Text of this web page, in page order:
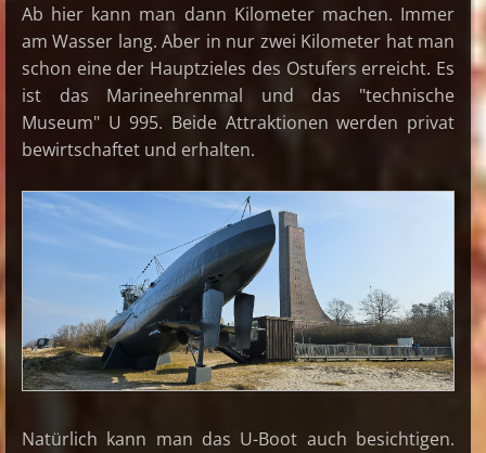
Ab hier kann man dann Kilometer machen. Immer
am Wasser lang. Aber in nur zwei Kilometer hat man
schon eine der Hauptzieles des Ostufers erreicht. Es
ist das Marineehrenmal und das "technische
Museum" U 995. Beide Attraktionen werden privat
bewirtschaftet und erhalten.
Natürlich kann man das U-Boot auch besichtigen.